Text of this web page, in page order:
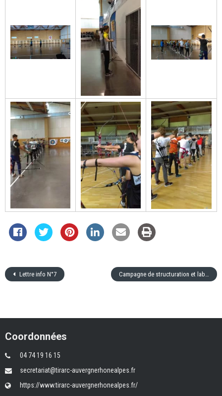
Lettre info N°7 Campagne de structuration et labellisation
Coordonnées
04 74 19 16 15
secretariat@tirarc-auvergnerhonealpes.fr
https://www.tirarc-auvergnerhonealpes.fr/